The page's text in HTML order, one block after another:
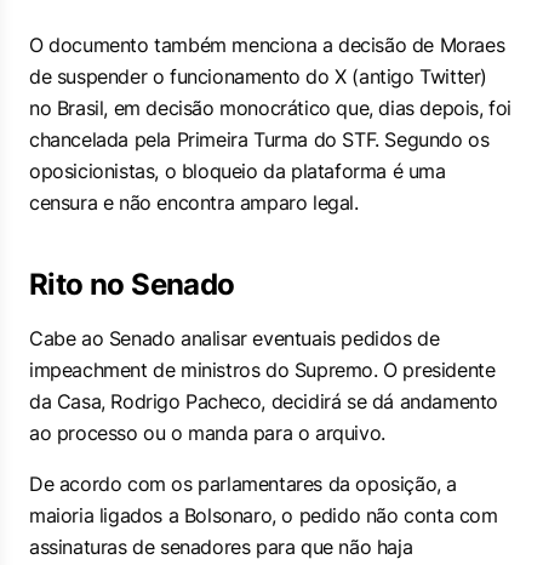
O documento também menciona a decisão de Moraes
de suspender o funcionamento do X (antigo Twitter)
no Brasil, em decisão monocrático que, dias depois, foi
chancelada pela Primeira Turma do STF. Segundo os
oposicionistas, o bloqueio da plataforma é uma
censura e não encontra amparo legal.
Rito no Senado
Cabe ao Senado analisar eventuais pedidos de
impeachment de ministros do Supremo. O presidente
da Casa, Rodrigo Pacheco, decidirá se dá andamento
ao processo ou o manda para o arquivo.
De acordo com os parlamentares da oposição, a
maioria ligados a Bolsonaro, o pedido não conta com
assinaturas de senadores para que não haja